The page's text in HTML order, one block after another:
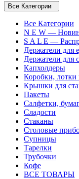
Все Категории
Все Категории
N E W —
S A L E —
Держатели для
Держатели для
Капхолдеры
Коробки, лотки
Крышки для
Пакеты
Салфетки,
Сладости
Стаканы
Столовые
Супницы
Тарелки
Трубочки
Кофе
ВСЕ ТОВАРЫ